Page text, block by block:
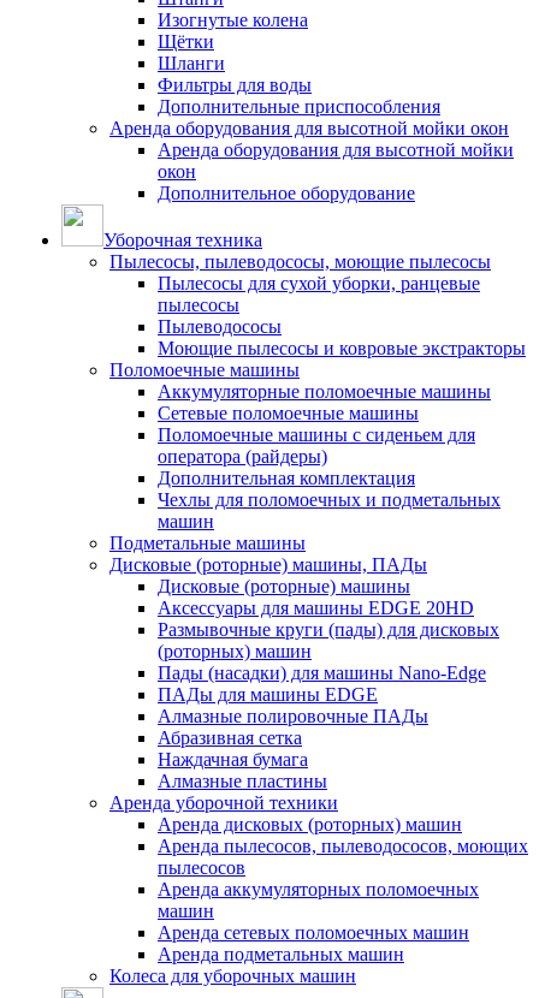
Изогнутые колена
Щётки
Шланги
Фильтры для воды
Дополнительные приспособления
Аренда оборудования для высотной мойки окон
Аренда оборудования для высотной мойки
окон
Дополнительное оборудование
Уборочная техника
Пылесосы, пылеводососы, моющие пылесосы
Пылесосы для сухой уборки, ранцевые
пылесосы
Пылеводососы
Моющие пылесосы и ковровые экстракторы
Поломоечные машины
Аккумуляторные поломоечные машины
Сетевые поломоечные машины
Поломоечные машины с сиденьем для
оператора (райдеры)
Дополнительная комплектация
Чехлы для поломоечных и подметальных
машин
Подметальные машины
Дисковые (роторные) машины, ПАДы
Дисковые (роторные) машины
Аксессуары для машины EDGE 20HD
Размывочные круги (пады) для дисковых
(роторных) машин
Пады (насадки) для машины Nano-Edge
ПАДы для машины EDGE
Алмазные полировочные ПАДы
Абразивная сетка
Наждачная бумага
Алмазные пластины
Аренда уборочной техники
Аренда дисковых (роторных) машин
Аренда пылесосов, пылеводососов, моющих
пылесосов
Аренда аккумуляторных поломоечных
машин
Аренда сетевых поломоечных машин
Аренда подметальных машин
Колеса для уборочных машин